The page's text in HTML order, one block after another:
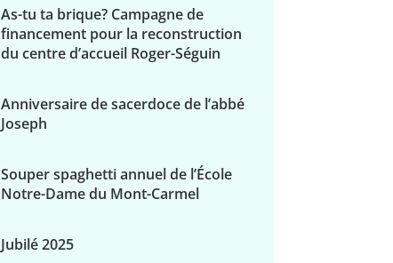
As-tu ta brique? Campagne de
financement pour la reconstruction
du centre d’accueil Roger-Séguin
Anniversaire de sacerdoce de l’abbé
Joseph
Souper spaghetti annuel de l’École
Notre-Dame du Mont-Carmel
Jubilé 2025